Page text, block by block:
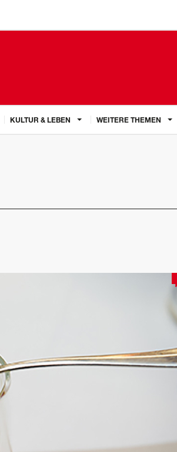
KULTUR & LEBEN WEITERE THEMEN